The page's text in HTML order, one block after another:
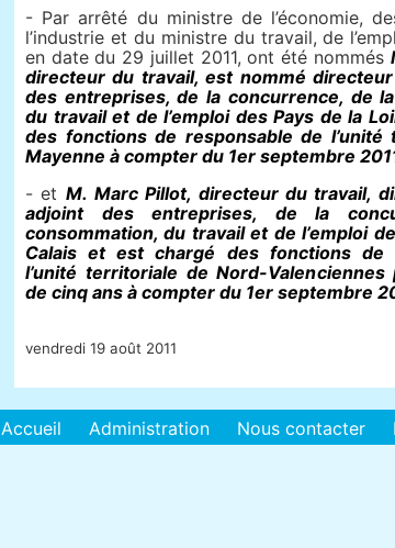
- Par arrêté du ministre de l’économie,
l’industrie et du ministre du travail, de
en date du 29 juillet 2011, ont été nommés
directeur du travail, est nommé
des entreprises, de la concurrence, de
du travail et de l’emploi des Pays de la
des fonctions de responsable de l’unité
Mayenne à compter du 1er septembre
- et M. Marc Pillot, directeur du travail,
adjoint des entreprises, de la
consommation, du travail et de l’emploi
Calais et est chargé des fonctions de
l’unité territoriale de Nord-
de cinq ans à compter du 1er septembre
vendredi 19 août 2011
Accueil Administration Nous contacter